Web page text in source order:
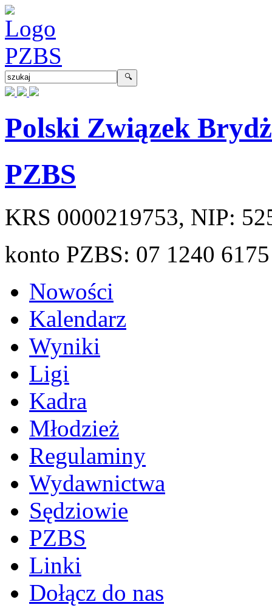
Polski Związek
PZBS
KRS 0000219753, NIP:
konto PZBS: 07 1240
Nowości
Kalendarz
Wyniki
Ligi
Kadra
Młodzież
Regulaminy
Wydawnictwa
Sędziowie
PZBS
Linki
Dołącz do nas